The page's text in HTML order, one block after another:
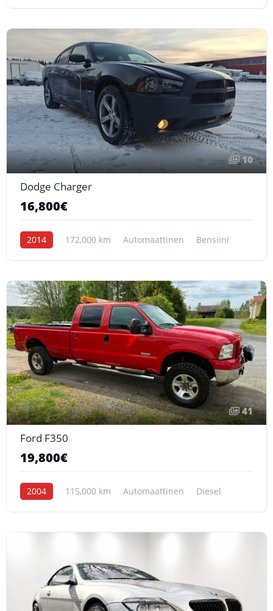
10
Dodge Charger
16,800€
2014 172,000 km Automaattinen Bensiini
41
Ford F350
19,800€
2004 115,000 km Automaattinen Diesel